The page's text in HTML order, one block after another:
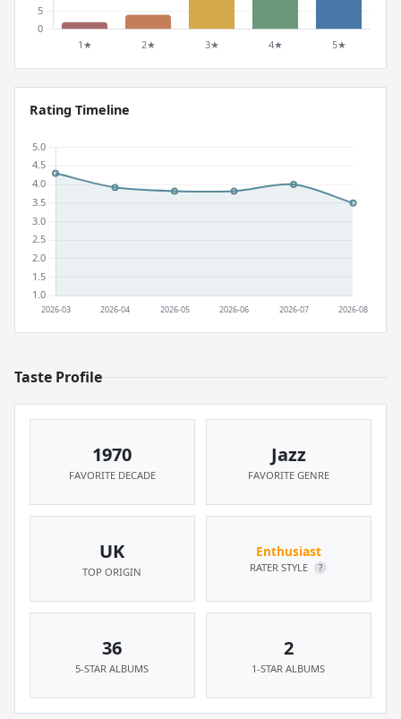
Rating Timeline
Taste Profile
1970
FAVORITE DECADE
Jazz
FAVORITE GENRE
UK
TOP ORIGIN
Enthusiast
RATER STYLE ?
36
5-STAR ALBUMS
2
1-STAR ALBUMS